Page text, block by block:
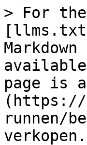
> For
page is
(https://
runnen/